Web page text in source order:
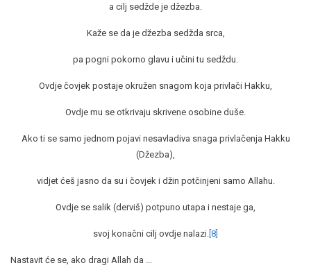
a cilj sedžde je džezba.
Kaže se da je džezba sedžda srca,
pa pogni pokorno glavu i učini tu sedždu.
Ovdje čovjek postaje okružen snagom koja privlači Hakku,
Ovdje mu se otkrivaju skrivene osobine duše.
Ako ti se samo jednom pojavi nesavladiva snaga privlačenja Hakku
(Džezba),
vidjet ćeš jasno da su i čovjek i džin potčinjeni samo Allahu.
Ovdje se salik (derviš) potpuno utapa i nestaje ga,
svoj konačni cilj ovdje nalazi. [8]
Nastavit će se, ako dragi Allah da ...